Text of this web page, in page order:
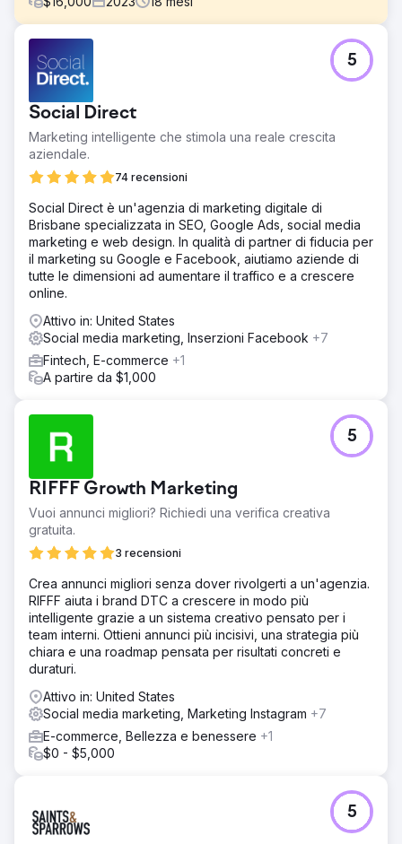
Il brand aveva bisogno di aumentare la visibilità digitale e
attrarre più clienti presso le sue filiali locali. Tuttavia, il sito
web era privo di pagine di categoria adeguate, era lento
da navigare e non aveva una strategia SEO o di contenuti
locale adeguata. La natura competitiva del settore
rendeva inoltre difficile il posizionamento per parole
chiave ad alto intento di ricerca senza una roadmap SEO
chiara e coerente.
Soluzione
Abbiamo lanciato una strategia SEO completa che
comprendeva audit tecnici, ottimizzazioni on-page,
miglioramenti della velocità del sito e linking interno. Sono
state create pagine dedicate per categoria e blog sulla
base di una ricerca strategica di parole chiave. Un ciclo
continuo di produzione di contenuti e monitoraggio della
concorrenza ci ha permesso di adattare la roadmap in
base all'evoluzione dell'autorevolezza e della visibilità
del sito.
visibilità è migliorata dell'1,21% e il posizionamento medio
delle parole chiave è aumentato di oltre il 33%. Con oltre
70 post sul blog e più di 10 landing page pubblicate, il
brand ora si posiziona per 13 nuove parole chiave,
superando molti competitor nei risultati di ricerca locali e
per categoria.
Social Direct
Marketing intelligente che stimola una reale crescita
aziendale.
74 recensioni
5
Social Direct è un'agenzia di marketing digitale di
Brisbane specializzata in SEO, Google Ads, social media
marketing e web design. In qualità di partner di fiducia per
il marketing su Google e Facebook, aiutiamo aziende di
tutte le dimensioni ad aumentare il traffico e a crescere
online.
Attivo in: United States
Social media marketing, Inserzioni Facebook +7
Fintech, E-commerce +1
A partire da $1,000
RIFFF Growth Marketing
Vuoi annunci migliori? Richiedi una verifica creativa
gratuita.
3 recensioni
5
Crea annunci migliori senza dover rivolgerti a un'agenzia.
RIFFF aiuta i brand DTC a crescere in modo più
intelligente grazie a un sistema creativo pensato per i
team interni. Ottieni annunci più incisivi, una strategia più
chiara e una roadmap pensata per risultati concreti e
duraturi.
Attivo in: United States
Social media marketing, Marketing Instagram +7
E-commerce, Bellezza e benessere +1
$0 - $5,000
5